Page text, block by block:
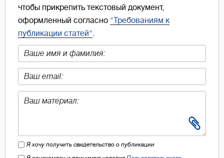
чтобы прикрепить текстовый документ,
оформленный согласно "Требованиям к
публикации статей".
Я хочу получить свидетельство о публикации